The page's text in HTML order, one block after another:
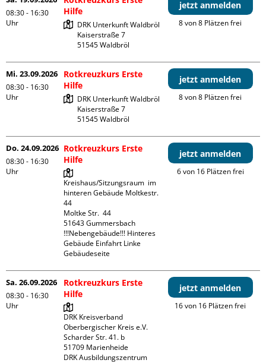
08:30 - 16:30
Uhr
Hilfe
DRK Unterkunft Waldbröl
Kaiserstraße 7
jetzt anmelden
8 von 8 Plätzen frei
Mi. 23.09.2026
08:30 - 16:30
Uhr
Rotkreuzkurs Erste
Hilfe
DRK Unterkunft Waldbröl
Kaiserstraße 7
jetzt anmelden
8 von 8 Plätzen frei
Do. 24.09.2026
08:30 - 16:30
Uhr
Rotkreuzkurs Erste
Hilfe
Kreishaus/Sitzungsraum  im
hinteren Gebäude Moltkestr.
44
Moltke Str.  44
51643 Gummersbach
!!!Nebengebäude!!! Hinteres
Gebäude Einfahrt Linke
Gebäudeseite
jetzt anmelden
6 von 16 Plätzen frei
Sa. 26.09.2026
08:30 - 16:30
Uhr
Rotkreuzkurs Erste
Hilfe
DRK Kreisverband
Oberbergischer Kreis e.V.
Scharder Str. 41. b
51709 Marienheide
DRK Ausbildungszentrum
jetzt anmelden
16 von 16 Plätzen frei